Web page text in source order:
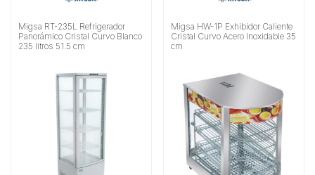
Migsa RT-235L Refrigerador
Panorámico Cristal Curvo Blanco
235 litros 51.5 cm
Migsa HW-1P Exhibidor Caliente
Cristal Curvo Acero Inoxidable 35
cm